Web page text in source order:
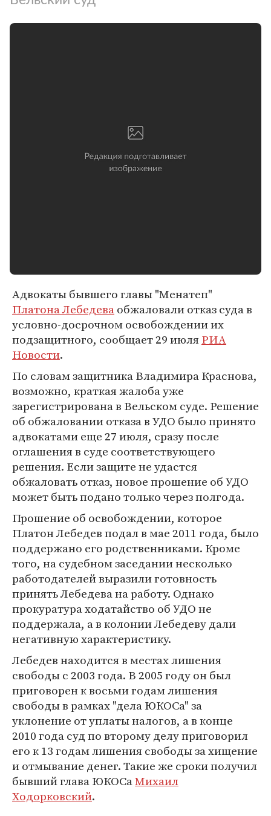
Адвокаты бывшего главы "Менатеп"
Платона Лебедеваобжаловали отказ суда в
условно-досрочном освобождении их
подзащитного, сообщает 29 июляРИА
Новости.
По словам защитника Владимира Краснова,
возможно, краткая жалоба уже
зарегистрирована в Вельском суде. Решение
об обжаловании отказа в УДО было принято
адвокатами еще 27 июля, сразу после
оглашения в суде соответствующего
решения. Если защите не удастся
обжаловать отказ, новое прошение об УДО
может быть подано только через полгода.
Прошение об освобождении, которое
Платон Лебедев подал в мае 2011 года, было
поддержано его родственниками. Кроме
того, на судебном заседании несколько
работодателей выразили готовность
принять Лебедева на работу. Однако
прокуратура ходатайство об УДО не
поддержала, а в колонии Лебедеву дали
негативную характеристику.
Лебедев находится в местах лишения
свободы с 2003 года. В 2005 году он был
приговорен к восьми годам лишения
свободы в рамках "дела ЮКОСа" за
уклонение от уплаты налогов, а в конце
2010 года суд по второму делу приговорил
его к 13 годам лишения свободы за хищение
и отмывание денег. Такие же сроки получил
бывший глава ЮКОСаМихаил
Ходорковский.